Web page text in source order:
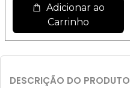
Adicionar ao
Carrinho
DESCRIÇÃO DO PRODUTO